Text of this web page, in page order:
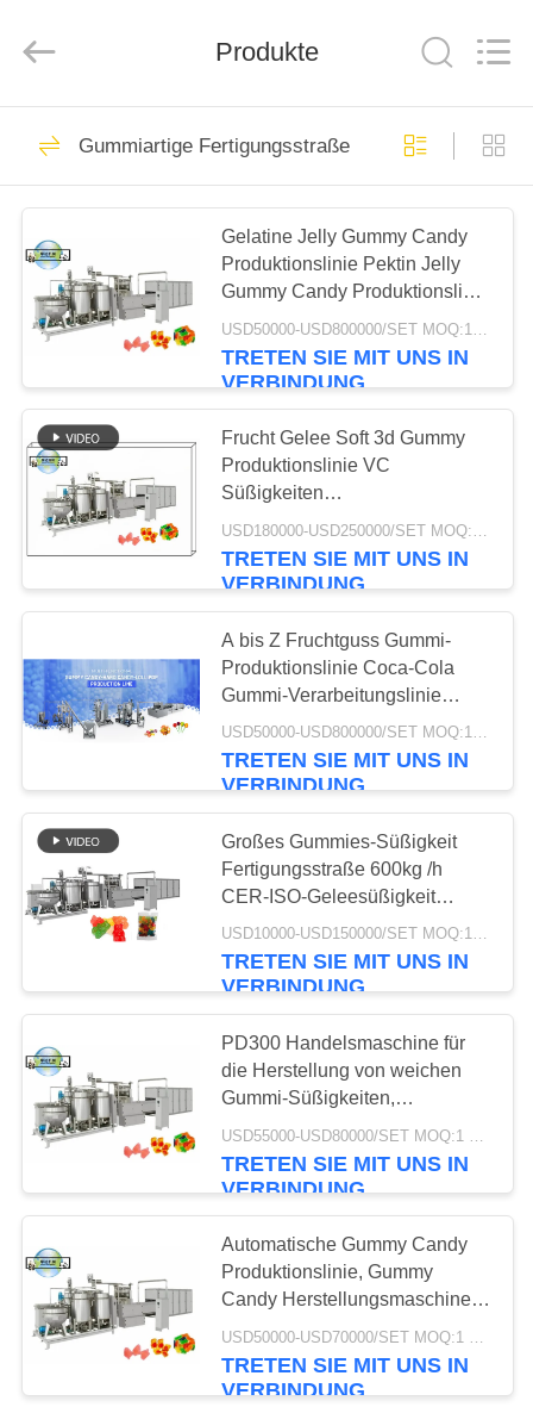
HAUS
PRODUKTE
ÜBER
UNS
FABRIK-
AUSFLUG
QUALITÄTSKONTROLLE
TRETEN
SIE
MIT
UNS
IN
VERBINDUNG
FORDERN
SIE
EIN
NACHRICHTEN
2025
biscuitprocessingline.com.
Reserved.
Keksproduktlinie
Pfannkuchen-
Produktionslinie
5
Gummiartige
Fertigungsstraße
Bonbonfertigungsstraße
Schokoladen-
Produktlinie
19
Produkte
Gummiartige Fertigungsstraße
Gelatine Jelly Gummy Candy
Produktionslinie Pektin Jelly
Gummy Candy Produktionslinie
Gummy Candy
Herstellungslinie Ausrüstung
TRETEN SIE MIT UNS IN
VERBINDUNG
Frucht Gelee Soft 3d Gummy
Produktionslinie VC
Süßigkeiten
Produktionsmaschine 600kg/h
USD180000-USD250000/SET MOQ:1 Satz
TRETEN SIE MIT UNS IN
VERBINDUNG
A bis Z Fruchtguss Gummi-
Produktionslinie Coca-Cola
Gummi-Verarbeitungslinie
300Kg/h
USD50000-USD800000/SET MOQ:1 Satz
TRETEN SIE MIT UNS IN
VERBINDUNG
Großes Gummies-Süßigkeit
Fertigungsstraße 600kg /h
CER-ISO-Geleesüßigkeit
gelatim softcandy
Werkzeugmaschinen
USD10000-USD150000/SET MOQ:1 Satz
TRETEN SIE MIT UNS IN
VERBINDUNG
PD300 Handelsmaschine für
die Herstellung von weichen
Gummi-Süßigkeiten,
Formmaschine für die
Herstellung von weichen
Gummi-Süßigkeiten
TRETEN SIE MIT UNS IN
VERBINDUNG
Automatische Gummy Candy
Produktionslinie, Gummy
Candy Herstellungsmaschine,
weiche Gummy Candy
Produktionslinie
USD50000-USD70000/SET MOQ:1 Satz
TRETEN SIE MIT UNS IN
VERBINDUNG